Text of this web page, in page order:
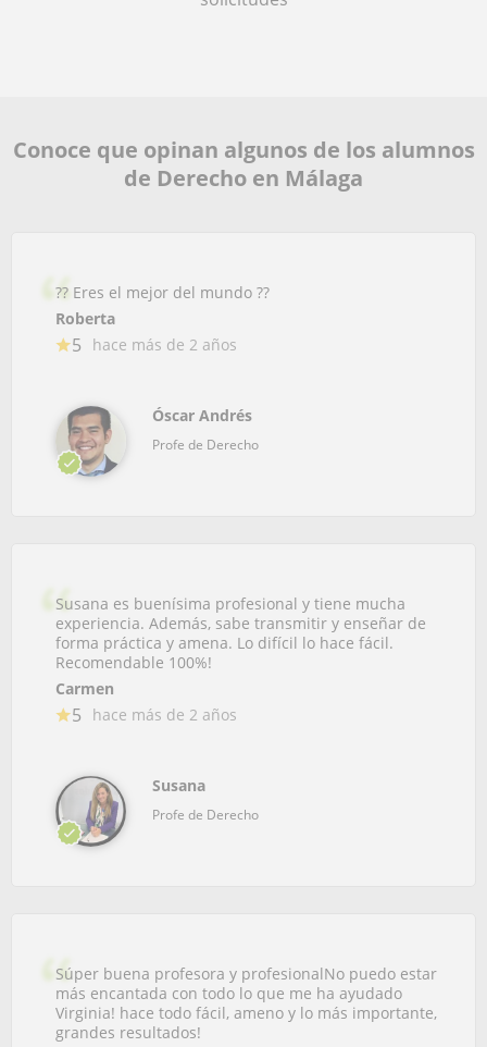
Conoce que opinan algunos de los alumnos
de Derecho en Málaga
?? Eres el mejor del mundo ??
Roberta
5 hace más de 2 años
Óscar Andrés
Profe de Derecho
Susana es buenísima profesional y tiene mucha
experiencia. Además, sabe transmitir y enseñar de
forma práctica y amena. Lo difícil lo hace fácil.
Recomendable 100%!
Carmen
5 hace más de 2 años
Susana
Profe de Derecho
Súper buena profesora y profesionalNo puedo estar
más encantada con todo lo que me ha ayudado
Virginia! hace todo fácil, ameno y lo más importante,
grandes resultados!